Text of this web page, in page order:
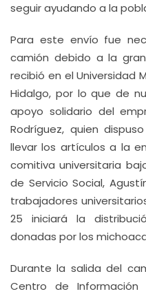
seguir ayudando a la
Para este envío fue
camión debido a la
recibió en el Universidad
Hidalgo, por lo que de
apoyo solidario del
Rodríguez, quien
llevar los artículos a la
comitiva universitaria
de Servicio Social,
trabajadores
25 iniciará la
donadas por los
Durante la salida del
Centro de